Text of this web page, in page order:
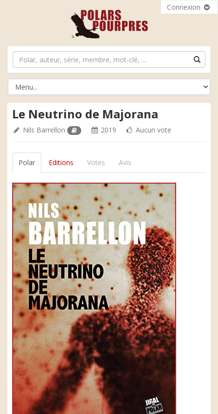
Connexion
Le Neutrino de Majorana
Nils Barrellon 2019 Aucun vote
Polar Editions Votes Avis